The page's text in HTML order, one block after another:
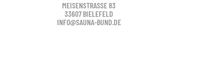
MEISENSTRASSE 83
33607 BIELEFELD
INFO@SAUNA-BUND.DE